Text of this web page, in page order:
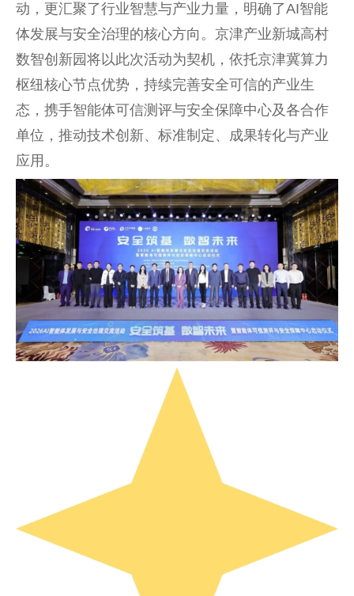
动，更汇聚了行业智慧与产业力量，明确了AI智能
体发展与安全治理的核心方向。京津产业新城高村
数智创新园将以此次活动为契机，依托京津冀算力
枢纽核心节点优势，持续完善安全可信的产业生
态，携手智能体可信测评与安全保障中心及各合作
单位，推动技术创新、标准制定、成果转化与产业
应用。